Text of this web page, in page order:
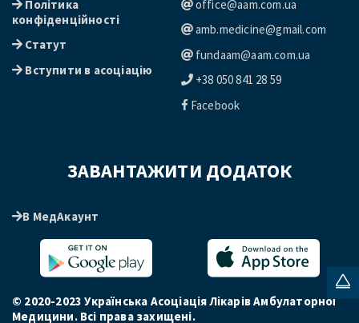
Політика
конфіденційності
Статут
Вступити в асоціацію
office@aam.com.ua
amb.medicine@gmail.com
fundaam@aam.com.ua
+38 050 841 28 59
Facebook
ЗАВАНТАЖИТИ ДОДАТОК
В МедАкаунт
© 2020-2023 Українська Асоціація Лікарів Амбулаторної